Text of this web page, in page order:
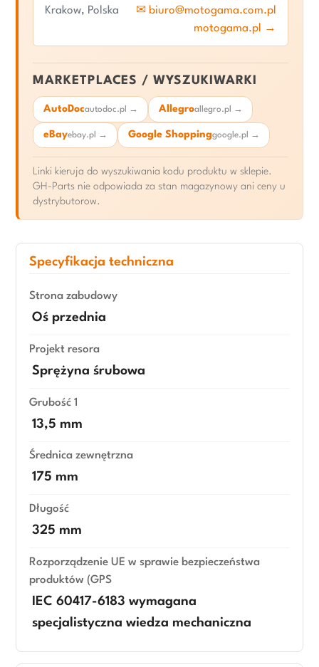
Krakow, Polska
✉ biuro@motogama.com.pl
motogama.pl →
MARKETPLACES / WYSZUKIWARKI
AutoDocautodoc.pl → Allegroallegro.pl →
eBayebay.pl → Google Shoppinggoogle.pl →
Linki kieruja do wyszukiwania kodu produktu w sklepie.
GH-Parts nie odpowiada za stan magazynowy ani ceny u
dystrybutorow.
Specyfikacja techniczna
Strona zabudowy
Oś przednia
Projekt resora
Sprężyna śrubowa
Grubość 1
13,5 mm
Średnica zewnętrzna
175 mm
Długość
325 mm
Rozporządzenie UE w sprawie bezpieczeństwa
produktów (GPS
IEC 60417-6183 wymagana
specjalistyczna wiedza mechaniczna